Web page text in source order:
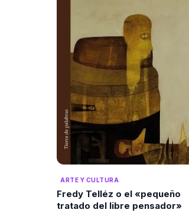
ARTE Y CULTURA
Fredy Telléz o el «pequeño
tratado del libre pensador»